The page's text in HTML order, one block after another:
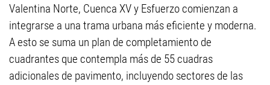
Valentina Norte, Cuenca XV y Esfuerzo comienzan a
integrarse a una trama urbana más eficiente y moderna.
A esto se suma un plan de completamiento de
cuadrantes que contempla más de 55 cuadras
adicionales de pavimento, incluyendo sectores de las